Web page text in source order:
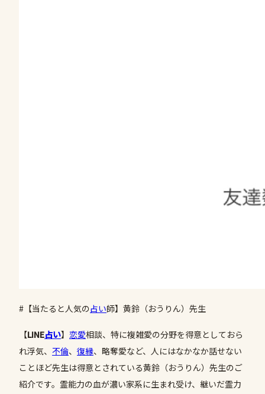
#【当たると人気の占い師】黄鈴（おうりん）先生
【LINE占い】 恋愛相談、特に複雑愛の分野を得意としておら
れ浮気、 不倫、 復縁、略奪愛など、人にはなかなか話せない
ことほど先生は得意とされている黄鈴（おうりん）先生のご
紹介です。霊能力の血が濃い家系に生まれ受け、継いだ霊力